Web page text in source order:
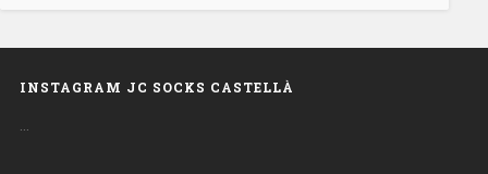
INSTAGRAM JC SOCKS CASTELLÀ
…